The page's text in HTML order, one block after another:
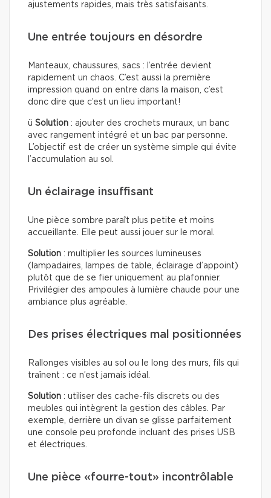
ajustements rapides, mais très satisfaisants.
Une entrée toujours en désordre
Manteaux, chaussures, sacs : l’entrée devient
rapidement un chaos. C’est aussi la première
impression quand on entre dans la maison, c’est
donc dire que c’est un lieu important!
ü Solution : ajouter des crochets muraux, un banc
avec rangement intégré et un bac par personne.
L’objectif est de créer un système simple qui évite
l’accumulation au sol.
Un éclairage insuffisant
Une pièce sombre paraît plus petite et moins
accueillante. Elle peut aussi jouer sur le moral.
Solution : multiplier les sources lumineuses
(lampadaires, lampes de table, éclairage d’appoint)
plutôt que de se fier uniquement au plafonnier.
Privilégier des ampoules à lumière chaude pour une
ambiance plus agréable.
Des prises électriques mal positionnées
Rallonges visibles au sol ou le long des murs, fils qui
traînent : ce n’est jamais idéal.
Solution : utiliser des cache-fils discrets ou des
meubles qui intègrent la gestion des câbles. Par
exemple, derrière un divan se glisse parfaitement
une console peu profonde incluant des prises USB
et électriques.
Une pièce «fourre-tout» incontrôlable